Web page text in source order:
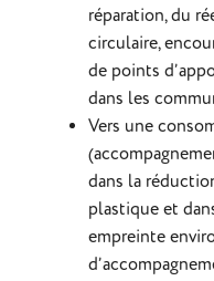
réparation, du
circulaire,
de points
dans les
Vers une
dans la
plastique et
empreinte